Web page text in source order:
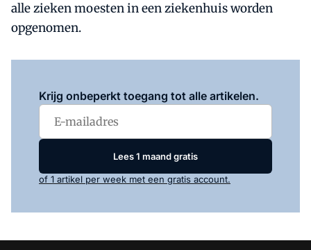
alle zieken moesten in een ziekenhuis worden
opgenomen.
Krijg onbeperkt toegang tot alle artikelen.
Lees 1 maand gratis
of 1 artikel per week met een gratis account.